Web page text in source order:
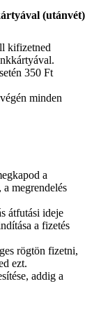
(utánvét)
kifizetned
350 Ft
minden
a
megrendelés
átfutási ideje
a fizetés
rögtön fizetni,
ezt.
addig a